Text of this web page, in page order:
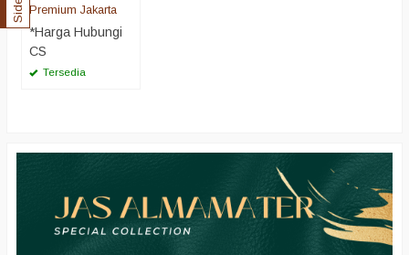
Premium Jakarta
*Harga Hubungi
CS
Tersedia